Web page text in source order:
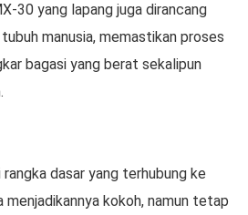
30 yang lapang juga dirancang
manusia, memastikan proses
bagasi yang berat sekalipun
dasar yang terhubung ke
menjadikannya kokoh, namun tetap